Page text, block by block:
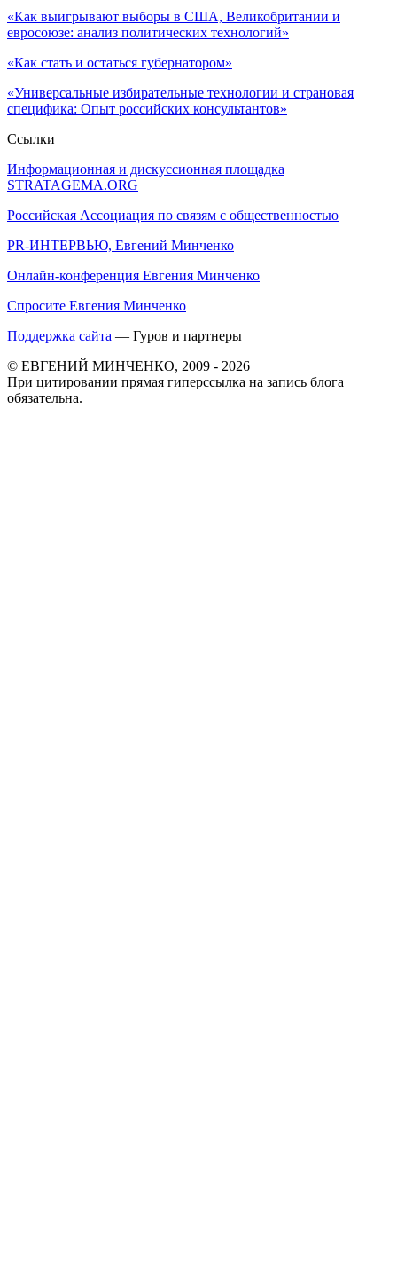
«Как выигрывают выборы в США, Великобритании и
евросоюзе: анализ политических технологий»
«Как стать и остаться губернатором»
«Универсальные избирательные технологии и страновая
специфика: Опыт российских консультантов»
Ссылки
Информационная и дискуссионная площадка
STRATAGEMA.ORG
Российская Ассоциация по связям с общественностью
PR-ИНТЕРВЬЮ, Евгений Минченко
Онлайн-конференция Евгения Минченко
Спросите Евгения Минченко
Поддержка сайта — Гуров и партнеры
© ЕВГЕНИЙ МИНЧЕНКО, 2009 - 2026
При цитировании прямая гиперссылка на запись блога
обязательна.